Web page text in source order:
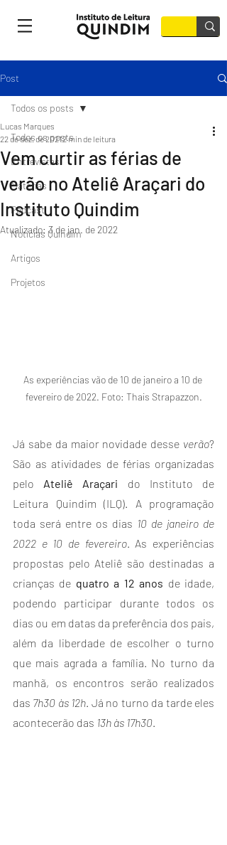
Post
Todos os posts
Entrevistas
Matérias
Podcast
Notícias Quindim
Artigos
Projetos
Todos os posts
Vem curtir as férias de
verão no Ateliê Araçari do
Instituto Quindim
Lucas Marques
22 de dez. de 20212 min de leitura
Atualizado: 3 de jan. de 2022
As experiências vão de 10 de janeiro a 10 de
fevereiro de 2022. Foto: Thais Strapazzon.
Já sabe da maior novidade desse verão?
São as atividades de férias organizadas
pelo Ateliê Araçari do Instituto de
Leitura Quindim (ILQ). A programação
toda será entre os dias 10 de janeiro de
2022 e 10 de fevereiro. As experiências
propostas pelo Ateliê são destinadas a
crianças de quatro a 12 anos de idade,
podendo participar durante todos os
dias ou em datas da preferência dos pais,
além da liberdade de escolher o turno
que mais agrada a família. No turno da
manhã, os encontros serão realizados
das 7h30 às 12h. Já no turno da tarde eles
acontecerão das 13h às 17h30.